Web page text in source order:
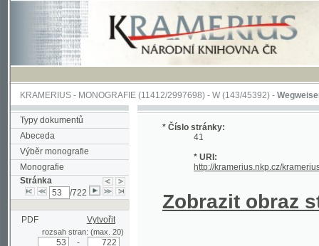
KRAMERIUS-MONOGRAFIE(11412/2997698) -W (143/45392)-Wegweiser durch
Typy dokumentů
Abeceda
Výběr monografie
Monografie
Stránka
/722
PDF Vytvořit
rozsah stran: (max. 20)
* Číslo stránky:
41
* URI:
http://kramerius.nkp.cz/kramerius/